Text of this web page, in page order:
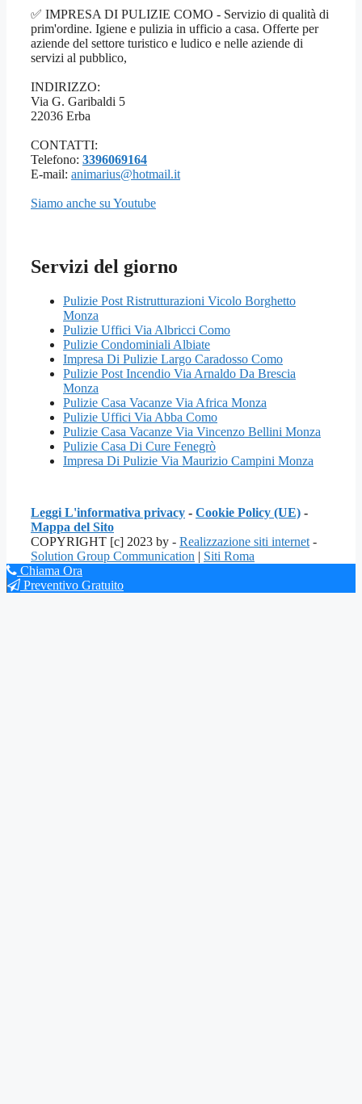
✅ IMPRESA DI PULIZIE COMO - Servizio di qualità di
prim'ordine. Igiene e pulizia in ufficio a casa. Offerte per
aziende del settore turistico e ludico e nelle aziende di
servizi al pubblico,
INDIRIZZO:
Via G. Garibaldi 5
22036 Erba
CONTATTI:
Telefono: 3396069164
E-mail: animarius@hotmail.it
Siamo anche su Youtube
Servizi del giorno
Pulizie Post Ristrutturazioni Vicolo Borghetto
Monza
Pulizie Uffici Via Albricci Como
Pulizie Condominiali Albiate
Impresa Di Pulizie Largo Caradosso Como
Pulizie Post Incendio Via Arnaldo Da Brescia
Monza
Pulizie Casa Vacanze Via Africa Monza
Pulizie Uffici Via Abba Como
Pulizie Casa Vacanze Via Vincenzo Bellini Monza
Pulizie Casa Di Cure Fenegrò
Impresa Di Pulizie Via Maurizio Campini Monza
Leggi L'informativa privacy - Cookie Policy (UE) -
Mappa del Sito
COPYRIGHT [c] 2023 by - Realizzazione siti internet -
Solution Group Communication | Siti Roma
Chiama Ora
Preventivo Gratuito